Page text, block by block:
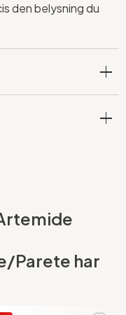
den belysning du
Parete har